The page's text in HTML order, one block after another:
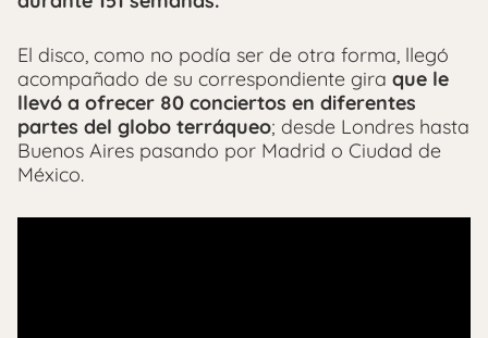
El disco, como no podía ser de otra forma, llegó
acompañado de su correspondiente gira que le
llevó a ofrecer 80 conciertos en diferentes
partes del globo terráqueo; desde Londres hasta
Buenos Aires pasando por Madrid o Ciudad de
México.